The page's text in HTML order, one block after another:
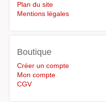
Plan du site
Mentions légales
Boutique
Créer un compte
Mon compte
CGV